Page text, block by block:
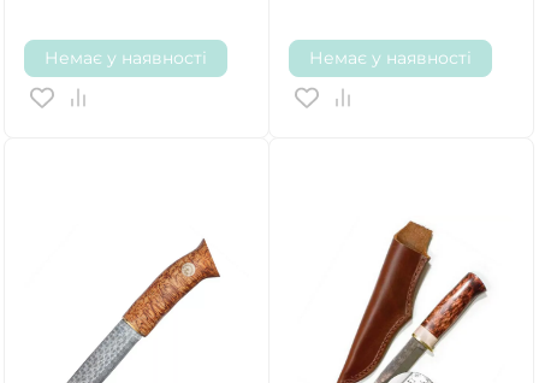
Немає у наявності Немає у наявності